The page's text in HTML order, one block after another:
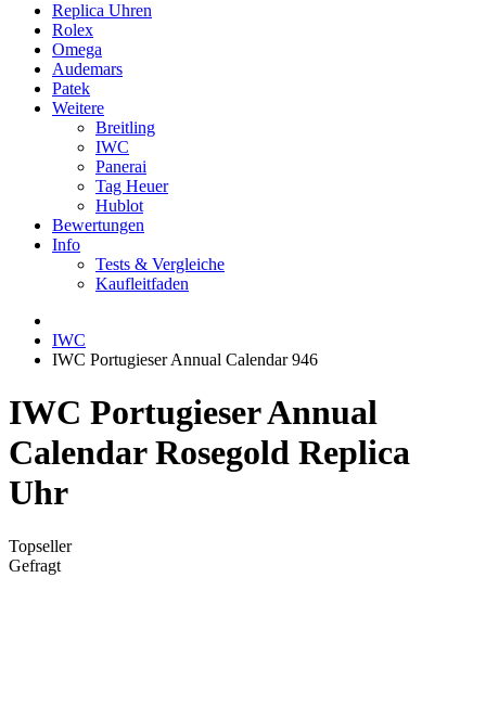
Replica Uhren
Rolex
Omega
Audemars
Patek
Weitere
Breitling
IWC
Panerai
Tag Heuer
Hublot
Bewertungen
Info
Tests & Vergleiche
Kaufleitfaden
IWC
IWC Portugieser Annual Calendar 946
IWC Portugieser Annual
Calendar Rosegold Replica
Uhr
Topseller
Gefragt